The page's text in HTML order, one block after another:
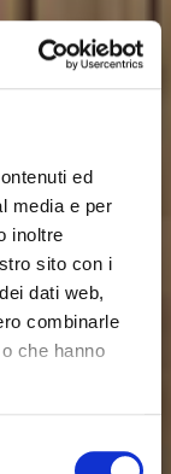
ed
media e per
inoltre
sito con i
dati web,
combinarle
che hanno